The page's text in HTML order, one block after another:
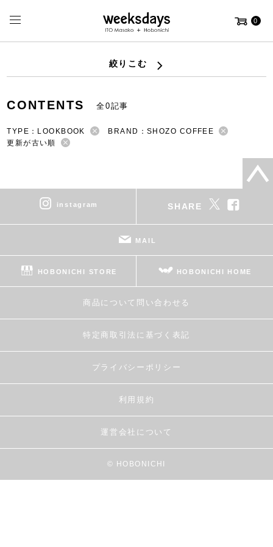
0
絞りこむ
CONTENTS 全0記事
TYPE：LOOKBOOK
BRAND：SHOZO COFFEE
更新が古い順
instagram SHARE
MAIL
HOBONICHI STORE HOBONICHI HOME
商品について問い合わせる
特定商取引法に基づく表記
プライバシーポリシー
利用規約
運営会社について
© HOBONICHI